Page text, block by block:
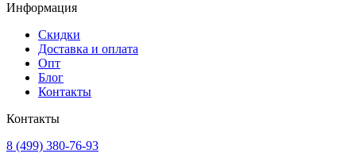
Информация
Скидки
Доставка и оплата
Опт
Блог
Контакты
Контакты
8 (499) 380-76-93